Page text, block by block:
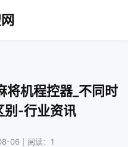
将机程控器_不同时
别-行业资讯
06｜阅读：1